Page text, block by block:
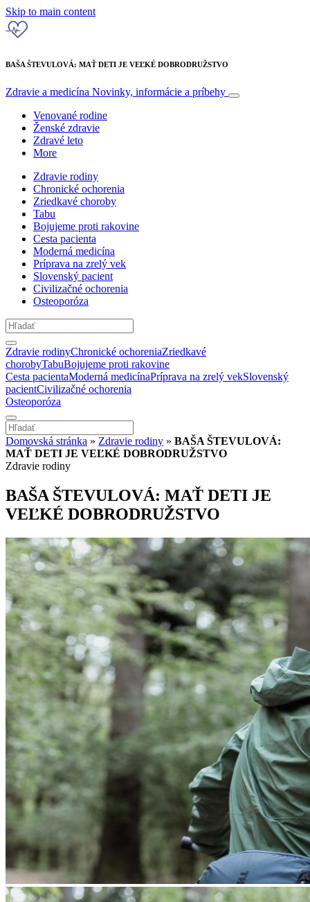
Skip to main content
BAŠA ŠTEVULOVÁ: MAŤ DETI JE VEĽKÉ DOBRODRUŽSTVO
Zdravie a medicína Novinky, informácie a príbehy
Venované rodine
Ženské zdravie
Zdravé leto
More
Zdravie rodiny
Chronické ochorenia
Zriedkavé choroby
Tabu
Bojujeme proti rakovine
Cesta pacienta
Moderná medicína
Príprava na zrelý vek
Slovenský pacient
Civilizačné ochorenia
Osteoporóza
Zdravie rodinyChronické ochoreniaZriedkavé
chorobyTabuBojujeme proti rakovine
Cesta pacientaModerná medicínaPríprava na zrelý vekSlovenský
pacientCivilizačné ochorenia
Osteoporóza
Domovská stránka » Zdravie rodiny » BAŠA ŠTEVULOVÁ:
MAŤ DETI JE VEĽKÉ DOBRODRUŽSTVO
Zdravie rodiny
BAŠA ŠTEVULOVÁ: MAŤ DETI JE
VEĽKÉ DOBRODRUŽSTVO